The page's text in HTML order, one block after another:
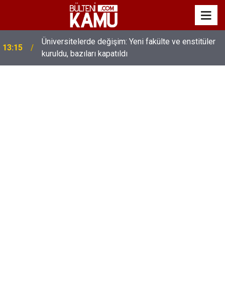
13:00
MEB’de üst düzey değişim: Genel müdürler değişti,
yeni isimler atandı